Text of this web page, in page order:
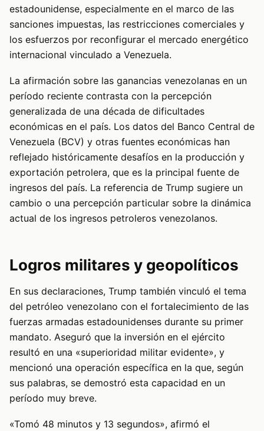
estadounidense, especialmente en el marco de las
sanciones impuestas, las restricciones comerciales y
los esfuerzos por reconfigurar el mercado energético
internacional vinculado a Venezuela.
La afirmación sobre las ganancias venezolanas en un
período reciente contrasta con la percepción
generalizada de una década de dificultades
económicas en el país. Los datos del Banco Central de
Venezuela (BCV) y otras fuentes económicas han
reflejado históricamente desafíos en la producción y
exportación petrolera, que es la principal fuente de
ingresos del país. La referencia de Trump sugiere un
cambio o una percepción particular sobre la dinámica
actual de los ingresos petroleros venezolanos.
Logros militares y geopolíticos
En sus declaraciones, Trump también vinculó el tema
del petróleo venezolano con el fortalecimiento de las
fuerzas armadas estadounidenses durante su primer
mandato. Aseguró que la inversión en el ejército
resultó en una «superioridad militar evidente», y
mencionó una operación específica en la que, según
sus palabras, se demostró esta capacidad en un
período muy breve.
«Tomó 48 minutos y 13 segundos», afirmó el